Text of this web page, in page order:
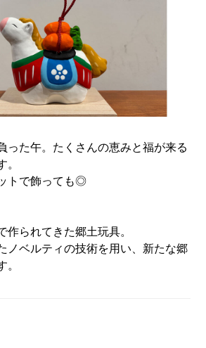
った午。たくさんの恵みと福が来る
トで飾っても◎
作られてきた郷土玩具。
ノベルティの技術を用い、新たな郷